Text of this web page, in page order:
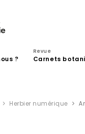
?
Revue
Carnets
Herbier numérique